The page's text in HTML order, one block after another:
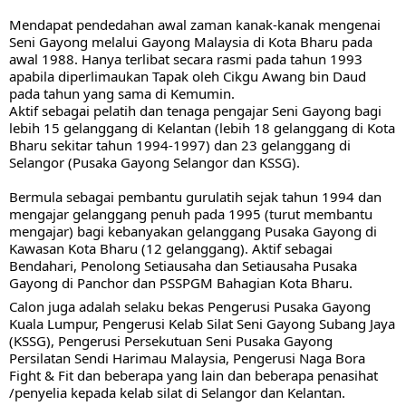
Mendapat pendedahan awal zaman kanak-kanak mengenai
Seni Gayong melalui Gayong Malaysia di Kota Bharu pada
awal 1988. Hanya terlibat secara rasmi pada tahun 1993
apabila diperlimaukan Tapak oleh Cikgu Awang bin Daud
pada tahun yang sama di Kemumin.
Aktif sebagai pelatih dan tenaga pengajar Seni Gayong bagi
lebih 15 gelanggang di Kelantan (lebih 18 gelanggang di Kota
Bharu sekitar tahun 1994-1997) dan 23 gelanggang di
Selangor (Pusaka Gayong Selangor dan KSSG).
Bermula sebagai pembantu gurulatih sejak tahun 1994 dan
mengajar gelanggang penuh pada 1995 (turut membantu
mengajar) bagi kebanyakan gelanggang Pusaka Gayong di
Kawasan Kota Bharu (12 gelanggang). Aktif sebagai
Bendahari, Penolong Setiausaha dan Setiausaha Pusaka
Gayong di Panchor dan PSSPGM Bahagian Kota Bharu.
Calon juga adalah selaku bekas Pengerusi Pusaka Gayong
Kuala Lumpur, Pengerusi Kelab Silat Seni Gayong Subang Jaya
(KSSG), Pengerusi Persekutuan Seni Pusaka Gayong
Persilatan Sendi Harimau Malaysia, Pengerusi Naga Bora
Fight & Fit dan beberapa yang lain dan beberapa penasihat
/penyelia kepada kelab silat di Selangor dan Kelantan.